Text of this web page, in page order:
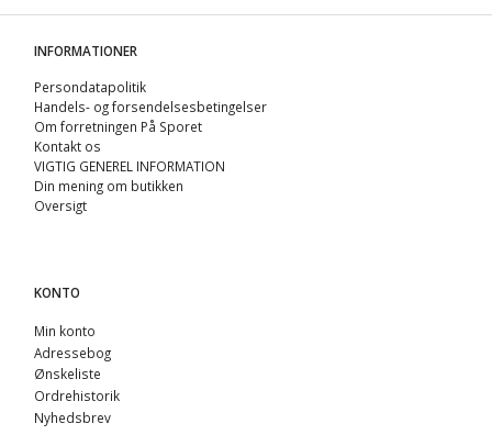
INFORMATIONER
Persondatapolitik
Handels- og forsendelsesbetingelser
Om forretningen På Sporet
Kontakt os
VIGTIG GENEREL INFORMATION
Din mening om butikken
Oversigt
KONTO
Min konto
Adressebog
Ønskeliste
Ordrehistorik
Nyhedsbrev